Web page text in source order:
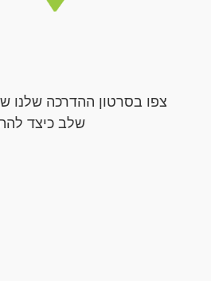
צפו בסרטון ההדרכה שלנו
שלב כיצד